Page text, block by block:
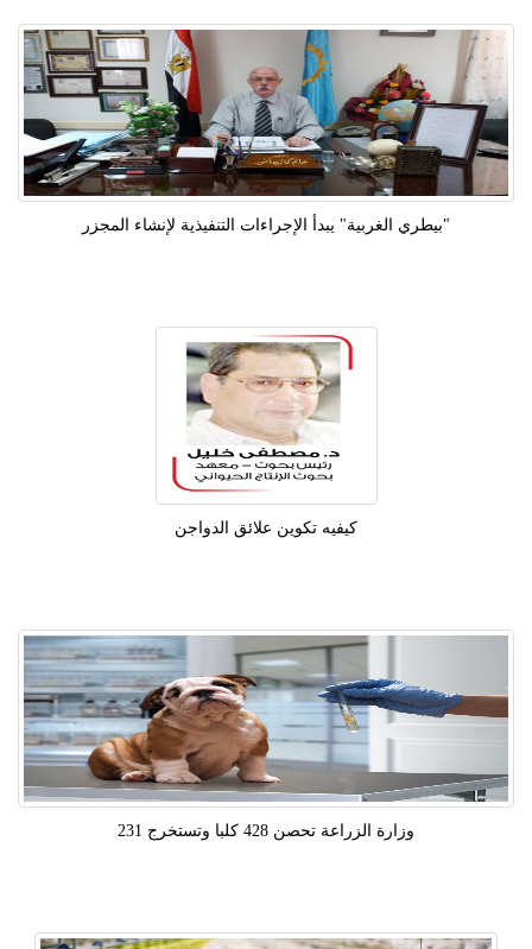
"بيطري الغربية" يبدأ الإجراءات التنفيذية لإنشاء المجزر
كيفيه تكوين علائق الدواجن
وزارة الزراعة تحصن 428 كلبا وتستخرج 231